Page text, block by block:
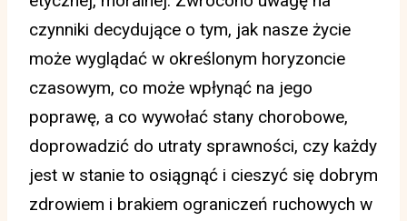
czynniki decydujące o tym, jak nasze życie
może wyglądać w określonym horyzoncie
czasowym, co może wpłynąć na jego
poprawę, a co wywołać stany chorobowe,
doprowadzić do utraty sprawności, czy każdy
jest w stanie to osiągnąć i cieszyć się dobrym
zdrowiem i brakiem ograniczeń ruchowych w